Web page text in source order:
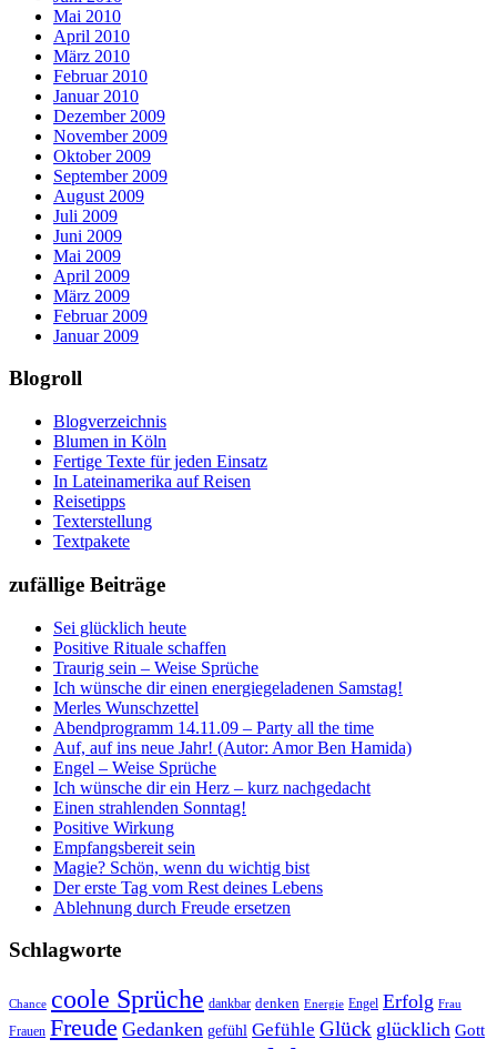
Mai 2010
April 2010
März 2010
Februar 2010
Januar 2010
Dezember 2009
November 2009
Oktober 2009
September 2009
August 2009
Juli 2009
Juni 2009
Mai 2009
April 2009
März 2009
Februar 2009
Januar 2009
Blogroll
Blogverzeichnis
Blumen in Köln
Fertige Texte für jeden Einsatz
In Lateinamerika auf Reisen
Reisetipps
Texterstellung
Textpakete
zufällige Beiträge
Sei glücklich heute
Positive Rituale schaffen
Traurig sein – Weise Sprüche
Ich wünsche dir einen energiegeladenen Samstag!
Merles Wunschzettel
Abendprogramm 14.11.09 – Party all the time
Auf, auf ins neue Jahr! (Autor: Amor Ben Hamida)
Engel – Weise Sprüche
Ich wünsche dir ein Herz – kurz nachgedacht
Einen strahlenden Sonntag!
Positive Wirkung
Empfangsbereit sein
Magie? Schön, wenn du wichtig bist
Der erste Tag vom Rest deines Lebens
Ablehnung durch Freude ersetzen
Schlagworte
Chance coole Sprüche dankbar denken Energie Engel Erfolg Frau
Frauen Freude Gedanken gefühl Gefühle Glück glücklich Gott